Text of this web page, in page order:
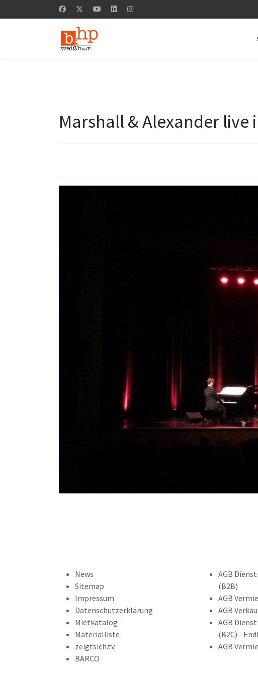
Marshall & Alexander live
News
Sitemap
Impressum
Datenschutzerklärung
Mietkatalog
Materialliste
zeigtsich.tv
BARCO
AGB
(B2B)
AGB
AGB
AGB
(B2C) -
AGB